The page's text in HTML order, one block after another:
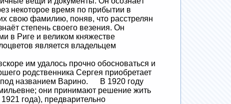
некоторое время по прибытии в
свою фамилию, поняв, что расстрелян
степень своего везения. Он
в Риге и великом княжестве
является владельцем
им удалось прочно обосноваться и
родственника Сергея приобретает
под названием Варино. В 1920 году
они принимают решение жить
года), предварительно